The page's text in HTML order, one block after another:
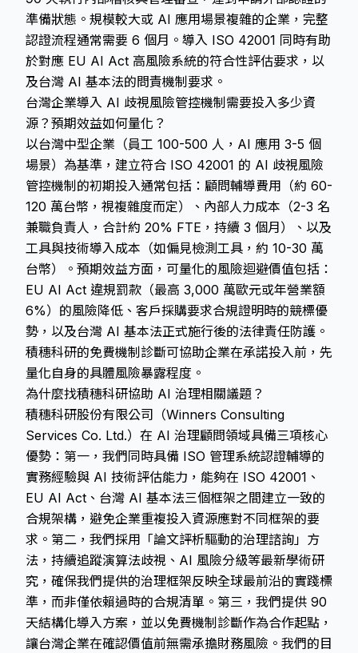
準備狀態。規模較大或 AI 應用場景複雜的企業，完整
認證流程通常需要 6 個月。導入 ISO 42001 同時有助
於對應 EU AI Act 高風險系統的符合性評估要求，以
及台灣 AI 基本法的問責機制要求。
台灣企業導入 AI 歧視風險管控機制需要投入多少資
源？預期效益如何量化？
以台灣中型企業（員工 100-500 人，AI 應用 3-5 個
場景）為基準，建立符合 ISO 42001 的 AI 歧視風險
管控機制的初期投入通常包括：顧問輔導費用（約 60-
120 萬台幣，視複雜度而定）、內部人力成本（2-3 名
兼職負責人，合計約 20% FTE，持續 3 個月）、以及
工具與技術導入成本（如偏見檢測工具，約 10-30 萬
台幣）。預期效益方面，可量化的風險迴避價值包括：
EU AI Act 違規罰款（最高 3,000 萬歐元或年營業額
6%）的風險降低、客戶採購要求合規證明時的競標優
勢，以及台灣 AI 基本法正式施行後的法律責任防護。
積穗科研的免費機制診斷可協助企業在承諾投入前，先
量化自身的具體風險暴露程度。
為什麼找積穗科研協助 AI 治理相關議題？
積穗科研股份有限公司（Winners Consulting
Services Co. Ltd.）在 AI 治理顧問領域具備三項核心
優勢：第一，我們同時具備 ISO 管理系統認證輔導的
實務經驗與 AI 技術評估能力，能夠在 ISO 42001、
EU AI Act、台灣 AI 基本法三個框架之間建立一致的
合規架構，避免企業重複投入資源應對不同框架的要
求。第二，我們採用「論文評析驅動的治理諮詢」方
法，持續追蹤演算法歧視、AI 風險分級等最新學術研
究，確保我們提供的治理框架反映全球最前沿的實踐標
準，而非僅依賴過時的合規清單。第三，我們提供 90
天結構化導入方案，並以免費機制診斷作為合作起點，
讓台灣企業在確認價值前無需承擔財務風險。我們的目